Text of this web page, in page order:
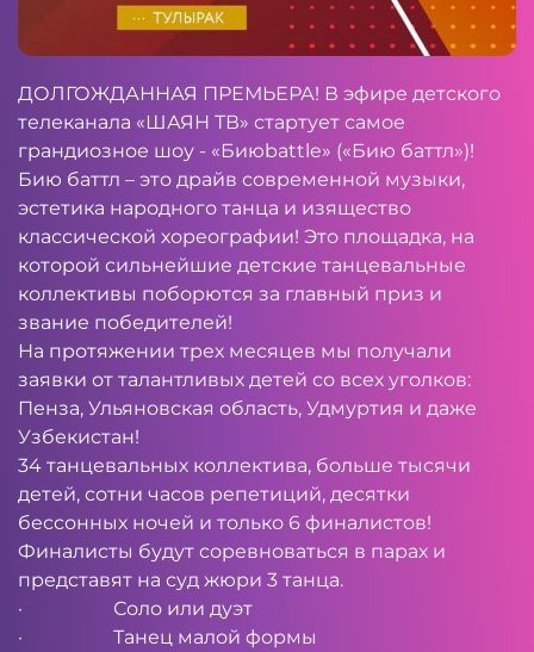
ДОЛГОЖДАННАЯ ПРЕМЬЕРА! В эфире детского
телеканала «ШАЯН ТВ» стартует самое
грандиозное шоу - «Биюbattle» («Бию баттл»)!
Бию баттл – это драйв современной музыки,
эстетика народного танца и изящество
классической хореографии! Это площадка, на
которой сильнейшие детские танцевальные
коллективы поборются за главный приз и
звание победителей!
На протяжении трех месяцев мы получали
заявки от талантливых детей со всех уголков:
Пенза, Ульяновская область, Удмуртия и даже
Узбекистан!
34 танцевальных коллектива, больше тысячи
детей, сотни часов репетиций, десятки
бессонных ночей и только 6 финалистов!
Финалисты будут соревноваться в парах и
представят на суд жюри 3 танца.
· Соло или дуэт
· Танец малой формы